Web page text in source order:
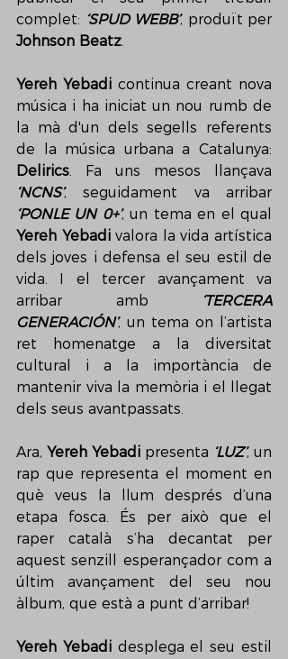
complet: ‘SPUD WEBB’
Johnson Beatz.
Yereh Yebadi continua creant nova
música i ha iniciat un nou rumb de
la mà d'un dels segells referents
Delirics
‘NCNS’
‘PONLE UN 0+’
Yereh Yebadi valora la vida artística
dels joves i defensa el seu estil de
vida. I el tercer avançament va
arribar amb
‘TERCERA
GENERACIÓN’, un tema on l’artista
ret homenatge a la diversitat
cultural i a la importància de
mantenir viva la memòria i el llegat
dels seus avantpassats.
Ara, Yereh Yebadi presenta ‘LUZ’, un
rap que representa el moment en
què veus la llum després d’una
etapa fosca. És per això que el
raper català s’ha decantat per
aquest senzill esperançador com a
últim avançament del seu nou
àlbum, que està a punt d’arribar!
Yereh Yebadi desplega el seu estil